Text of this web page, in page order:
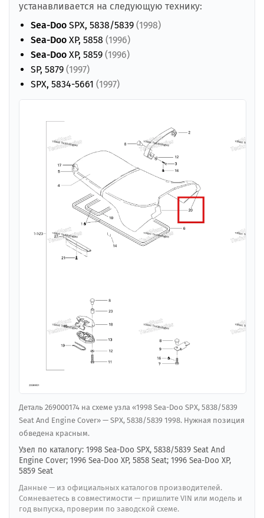
устанавливается на следующую технику:
Sea-Doo SPX, 5838/5839 (1998)
Sea-Doo XP, 5858 (1996)
Sea-Doo XP, 5859 (1996)
SP, 5879 (1997)
SPX, 5834-5661 (1997)
Деталь 269000174 на схеме узла «1998 Sea-Doo SPX, 5838/5839
Seat And Engine Cover» — SPX, 5838/5839 1998. Нужная позиция
обведена красным.
Узел по каталогу: 1998 Sea-Doo SPX, 5838/5839 Seat And
Engine Cover; 1996 Sea-Doo XP, 5858 Seat; 1996 Sea-Doo XP,
5859 Seat
Данные — из официальных каталогов производителей.
Сомневаетесь в совместимости — пришлите VIN или модель и
год выпуска, проверим по заводской схеме.